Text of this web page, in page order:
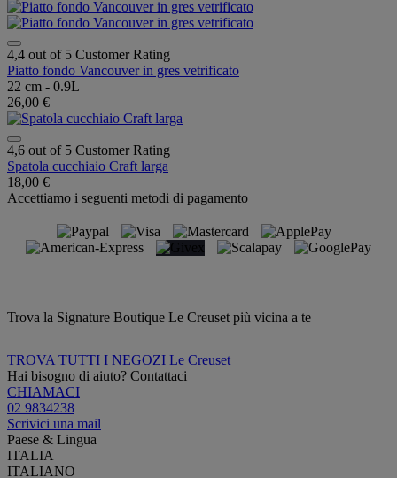
4,4 out of 5 Customer Rating
Piatto fondo Vancouver in gres vetrificato
22 cm - 0.9L
26,00 €
4,6 out of 5 Customer Rating
Spatola cucchiaio Craft larga
18,00 €
Accettiamo i seguenti metodi di pagamento
Trova la Signature Boutique Le Creuset più vicina a te
TROVA TUTTI I NEGOZI Le Creuset
Hai bisogno di aiuto? Contattaci
CHIAMACI
02 9834238
Scrivici una mail
Paese & Lingua
ITALIA
ITALIANO